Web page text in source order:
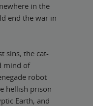
in the
end the war in
sins; the cat-
mind of
robot
hellish prison
Earth, and